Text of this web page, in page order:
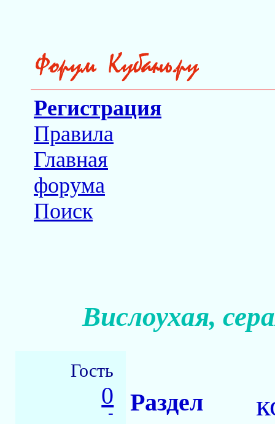
Регистрация
Правила
Главная
форума
Поиск
Вислоухая,
Гость
0
- Раздел